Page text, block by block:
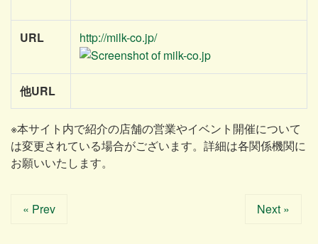
URL http://milk-co.jp/
他URL
※本サイト内で紹介の店舗の営業やイベント開催について
は変更されている場合がございます。詳細は各関係機関に
お願いいたします。
« Prev Next »